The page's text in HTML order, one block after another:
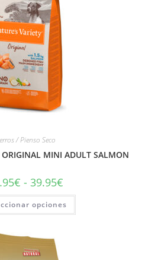
/ Pienso Seco
ORIGINAL MINI ADULT SALMON
€ - 39.95€
opciones